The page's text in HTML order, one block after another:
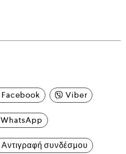
Facebook Viber
WhatsApp
Αντιγραφή συνδέσμου